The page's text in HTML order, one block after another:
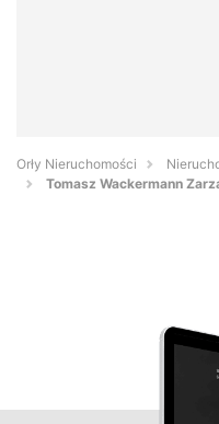
Orły Nieruchomości
Tomasz Wackermann